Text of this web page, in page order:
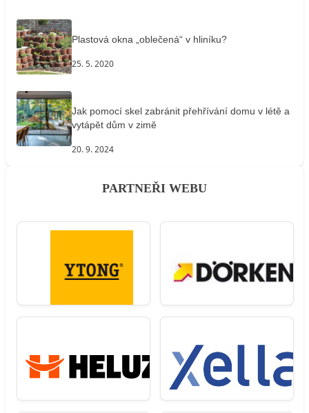
Plastová okna „oblečená“ v hliníku?
25. 5. 2020
Jak pomocí skel zabránit přehřívání domu v létě a
vytápět dům v zimě
20. 9. 2024
PARTNEŘI WEBU